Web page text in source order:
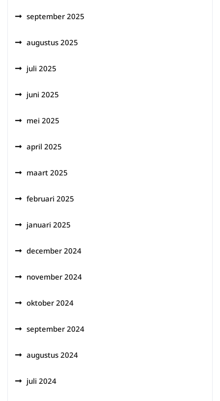
september 2025
augustus 2025
juli 2025
juni 2025
mei 2025
april 2025
maart 2025
februari 2025
januari 2025
december 2024
november 2024
oktober 2024
september 2024
augustus 2024
juli 2024